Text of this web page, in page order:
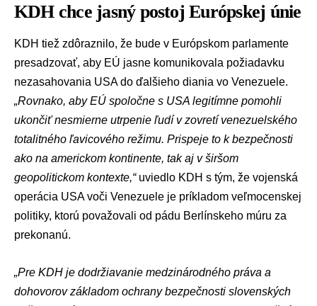
KDH chce jasný postoj Európskej únie
KDH tiež zdôraznilo, že bude v Európskom parlamente
presadzovať, aby EÚ jasne komunikovala požiadavku
nezasahovania USA do ďalšieho diania vo Venezuele.
„Rovnako, aby EÚ spoločne s USA legitímne pomohli
ukončiť nesmierne utrpenie ľudí v zovretí venezuelského
totalitného ľavicového režimu. Prispeje to k bezpečnosti
ako na americkom kontinente, tak aj v širšom
geopolitickom kontexte,“uviedlo KDH s tým, že vojenská
operácia USA voči Venezuele je príkladom veľmocenskej
politiky, ktorú považovali od pádu Berlínskeho múru za
prekonanú.
„Pre KDH je dodržiavanie medzinárodného práva a
dohovorov základom ochrany bezpečnosti slovenských